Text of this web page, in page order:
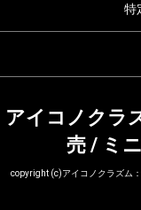
特
アイコノクラ
売 / ミ
copyright (c)アイコノクラズム